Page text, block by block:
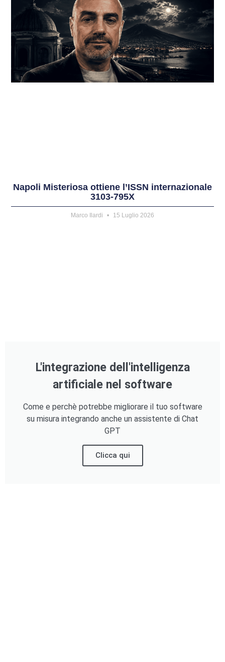
Napoli Misteriosa ottiene l’ISSN internazionale
3103-795X
Marco Ilardi 15 Luglio 2026
L'integrazione dell'intelligenza
artificiale nel software
Come e perchè potrebbe migliorare il tuo software
su misura integrando anche un assistente di Chat
GPT
Clicca qui